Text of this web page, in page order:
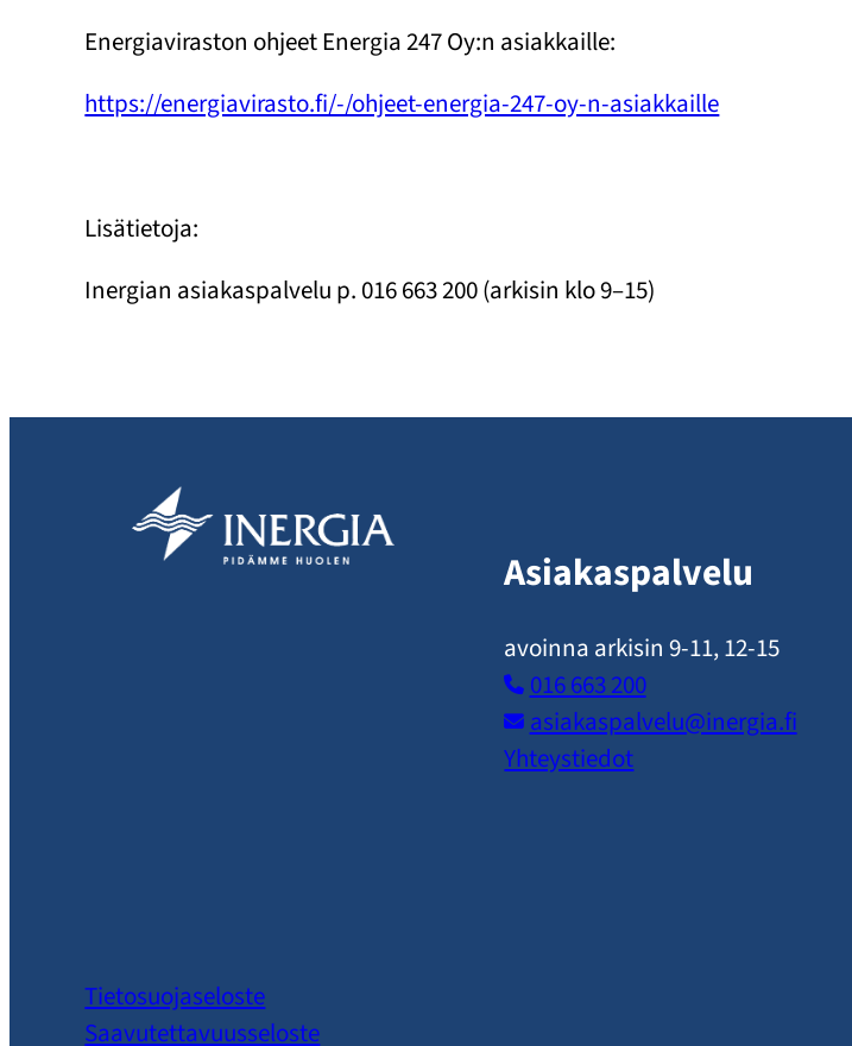
Energiaviraston ohjeet Energia 247 Oy:n asiakkaille:
https://energiavirasto.fi/-/ohjeet-energia-247-oy-n-asiakkaille
Lisätietoja:
Inergian asiakaspalvelu p. 016 663 200 (arkisin klo 9–15)
Asiakaspalvelu
avoinna arkisin 9-11, 12-15
016 663 200
asiakaspalvelu​@inergia.fi
Yhteystiedot
Tietosuojaseloste
Saavutettavuusseloste